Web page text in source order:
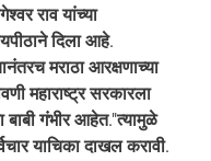
राव यांच्या
दिला आहे.
मराठा आरक्षणाच्या
महाराष्ट्र सरकारला
गंभीर आहेत."त्यामुळे
याचिका दाखल करावी.